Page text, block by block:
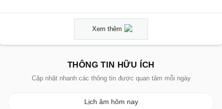
Xem thêm
THÔNG TIN HỮU ÍCH
Cập nhật nhanh các thông tin được quan tâm mỗi ngày
Lịch âm hôm nay